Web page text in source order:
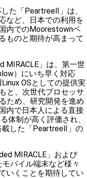
た「PeartreeⅡ」は、
など、日本での利用を
内でのMoorestownベ
ものと期待が高まって
MIRACLE」は、第一世
）にいち早く対応
OSとしての提供実
と、次世代プロセッサ
ため、研究開発を進め
内で日本人による直接
体制が高く評価され、
した「PeartreeⅡ」の
MIRACLE」および
バイル端末など様々
いくことを期待してい